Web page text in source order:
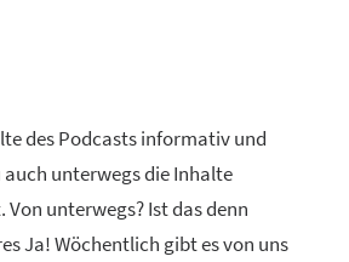
Du hast nuboRadio – unseren
zur Digitalisierung
Dominique und Markus
des Podcasts informativ und
unterwegs die Inhalte
unterwegs? Ist das denn
Ja! Wöchentlich gibt es von uns